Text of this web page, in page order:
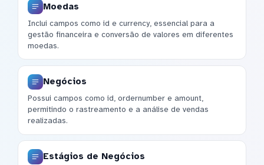
Moedas
Inclui campos como id e currency, essencial para a
gestão financeira e conversão de valores em diferentes
moedas.
Negócios
Possui campos como id, ordernumber e amount,
permitindo o rastreamento e a análise de vendas
realizadas.
Estágios de Negócios